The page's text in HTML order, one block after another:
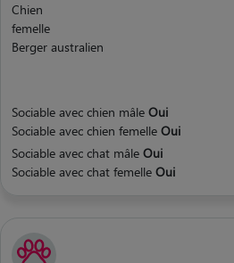
Chien
femelle
Berger australien
Sociable avec chien mâle Oui
Sociable avec chien femelle Oui
Sociable avec chat mâle Oui
Sociable avec chat femelle Oui